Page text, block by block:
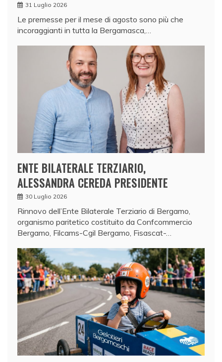
31 Luglio 2026
Le premesse per il mese di agosto sono più che
incoraggianti in tutta la Bergamasca,…
ENTE BILATERALE TERZIARIO,
ALESSANDRA CEREDA PRESIDENTE
30 Luglio 2026
Rinnovo dell’Ente Bilaterale Terziario di Bergamo,
organismo paritetico costituito da Confcommercio
Bergamo, Filcams-Cgil Bergamo, Fisascat-…